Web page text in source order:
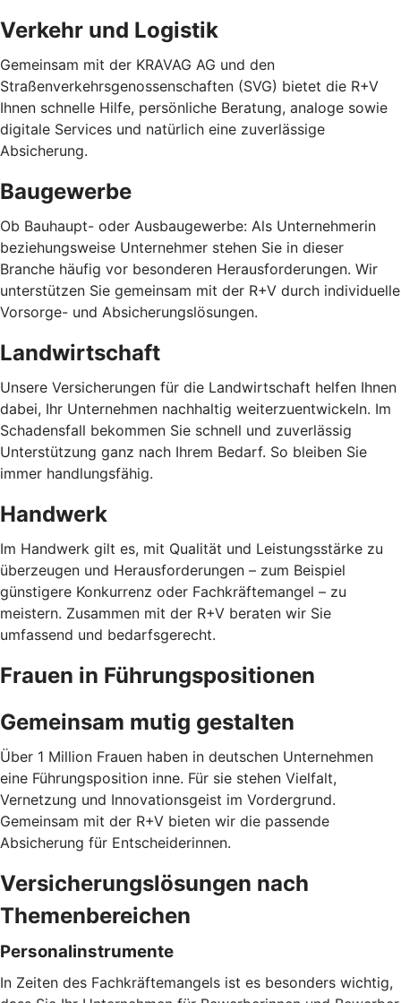
Verkehr und Logistik
Gemeinsam mit der KRAVAG AG und den
Straßenverkehrsgenossenschaften (SVG) bietet die R+V
Ihnen schnelle Hilfe, persönliche Beratung, analoge sowie
digitale Services und natürlich eine zuverlässige
Absicherung.
Baugewerbe
Ob Bauhaupt- oder Ausbaugewerbe: Als Unternehmerin
beziehungsweise Unternehmer stehen Sie in dieser
Branche häufig vor besonderen Herausforderungen. Wir
unterstützen Sie gemeinsam mit der R+V durch individuelle
Vorsorge- und Absicherungslösungen.
Landwirtschaft
Unsere Versicherungen für die Landwirtschaft helfen Ihnen
dabei, Ihr Unternehmen nachhaltig weiterzuentwickeln. Im
Schadensfall bekommen Sie schnell und zuverlässig
Unterstützung ganz nach Ihrem Bedarf. So bleiben Sie
immer handlungsfähig.
Handwerk
Im Handwerk gilt es, mit Qualität und Leistungsstärke zu
überzeugen und Herausforderungen – zum Beispiel
günstigere Konkurrenz oder Fachkräftemangel – zu
meistern. Zusammen mit der R+V beraten wir Sie
umfassend und bedarfsgerecht.
Frauen in Führungspositionen
Gemeinsam mutig gestalten
Über 1 Million Frauen haben in deutschen Unternehmen
eine Führungsposition inne. Für sie stehen Vielfalt,
Vernetzung und Innovationsgeist im Vordergrund.
Gemeinsam mit der R+V bieten wir die passende
Absicherung für Entscheiderinnen.
Versicherungslösungen nach
Themenbereichen
Personalinstrumente
In Zeiten des Fachkräftemangels ist es besonders wichtig,